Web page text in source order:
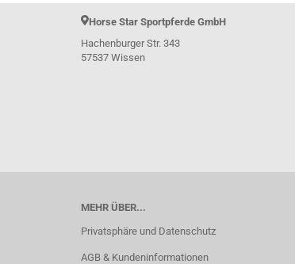
Horse Star Sportpferde GmbH
Hachenburger Str. 343
57537 Wissen
MEHR ÜBER...
Privatsphäre und Datenschutz
AGB & Kundeninformationen